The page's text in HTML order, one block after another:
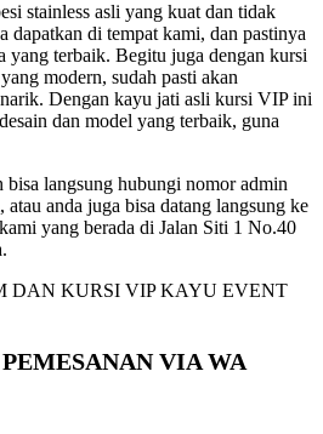
stainless asli yang kuat dan tidak
dapatkan di tempat kami, dan pastinya
yang terbaik. Begitu juga dengan kursi
modern, sudah pasti akan
Dengan kayu jati asli kursi VIP ini
dan model yang terbaik, guna
langsung hubungi nomor admin
anda juga bisa datang langsung ke
yang berada di Jalan Siti 1 No.40
VIA WA